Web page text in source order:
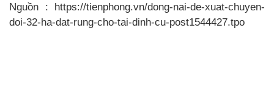
Nguồn : https://tienphong.vn/dong-nai-de-xuat-chuyen-
doi-32-ha-dat-rung-cho-tai-dinh-cu-post1544427.tpo